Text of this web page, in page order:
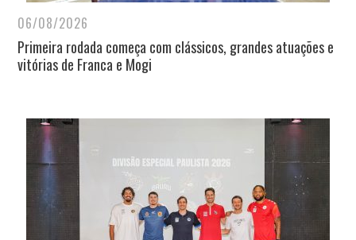
06/08/2026
Primeira rodada começa com clássicos, grandes atuações e
vitórias de Franca e Mogi